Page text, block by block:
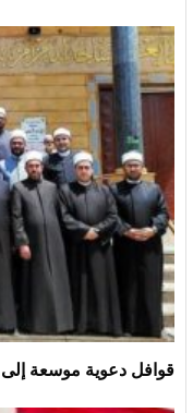
قوافل دعوية موسعة